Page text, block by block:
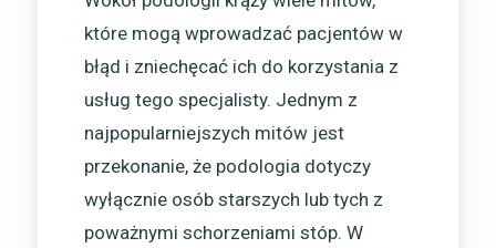
które mogą wprowadzać pacjentów w
błąd i zniechęcać ich do korzystania z
usług tego specjalisty. Jednym z
najpopularniejszych mitów jest
przekonanie, że podologia dotyczy
wyłącznie osób starszych lub tych z
poważnymi schorzeniami stóp. W